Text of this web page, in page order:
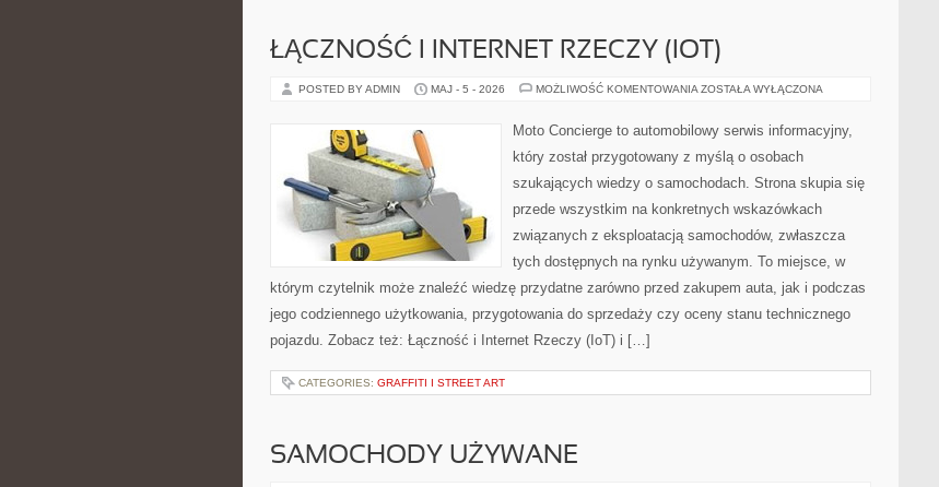
ŁĄCZNOŚĆ I INTERNET RZECZY (IOT)
POSTED BY ADMIN MAJ - 5 - 2026 MOŻLIWOŚĆ KOMENTOWANIA ŁĄCZNOŚĆ
(IOT)
ZOSTAŁA WYŁĄCZONA
Moto Concierge to automobilowy serwis informacyjny,
który został przygotowany z myślą o osobach
szukających wiedzy o samochodach. Strona skupia się
przede wszystkim na konkretnych wskazówkach
związanych z eksploatacją samochodów, zwłaszcza
tych dostępnych na rynku używanym. To miejsce, w
którym czytelnik może znaleźć wiedzę przydatne zarówno przed zakupem auta, jak i podczas
jego codziennego użytkowania, przygotowania do sprzedaży czy oceny stanu technicznego
pojazdu. Zobacz też: Łączność i Internet Rzeczy (IoT) i […]
CATEGORIES: GRAFFITI I STREET ART
SAMOCHODY UŻYWANE